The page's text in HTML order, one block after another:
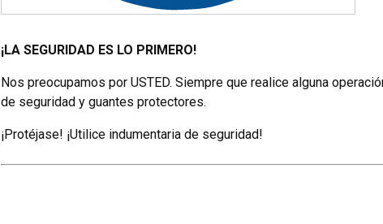
¡LA SEGURIDAD ES LO PRIMERO!
Nos preocupamos por USTED. Siempre que realice alguna
de seguridad y guantes protectores.
¡Protéjase! ¡Utilice indumentaria de seguridad!